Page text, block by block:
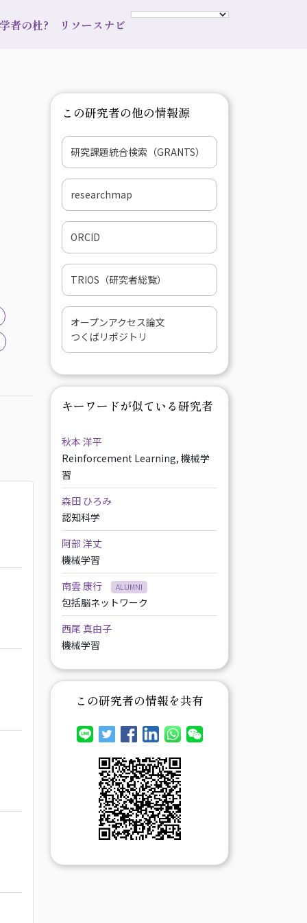
者の杜? リソースナビ
この研究者の他の情報源
研究課題統合検索（GRANTS）
researchmap
ORCID
TRIOS（研究者総覧）
オープンアクセス論文
つくばリポジトリ
キーワードが似ている研究者
秋本 洋平
Reinforcement Learning, 機械学
習
森田 ひろみ
認知科学
阿部 洋丈
機械学習
南雲 康行
ALUMNI
包括脳ネットワーク
西尾 真由子
機械学習
この研究者の情報を共有